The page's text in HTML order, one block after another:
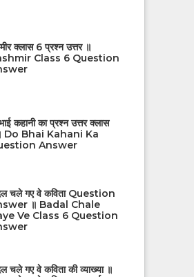
क्लास 6 प्रश्न उत्तर ॥
Class 6 Question
कहानी का प्रश्न उत्तर क्लास
Do Bhai Kahani Ka
Answer
चले गए वे कविता Question
॥ Badal Chale
Ve Class 6 Question
चले गए वे कविता की व्याख्या ॥